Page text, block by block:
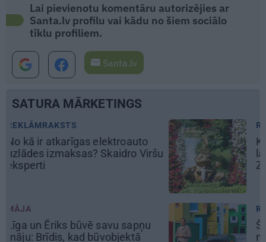
Lai pievienotu komentāru autorizējies ar
Santa.lv profilu vai kādu no šiem sociālo
tīklu profiliem.
Santa.lv
SATURA MĀRKETINGS
REKLĀMRAKSTS
Kāpēc tieši tagad ir labākais
laiks doties uz Pakrojas muižas
Ziedu festivālu?
Škoda maina spēles
noteikumus: iepazīsti pilsētas